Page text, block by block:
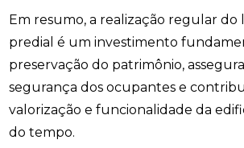
Em resumo, a realização regular do
predial é um investimento
preservação do patrimônio,
segurança dos ocupantes e
valorização e funcionalidade da
do tempo.